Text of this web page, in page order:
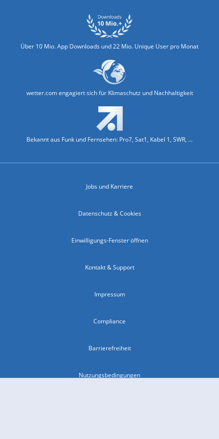
Über 10 Mio. App Downloads und 22 Mio. Unique User pro Monat
wetter.com engagiert sich für Klimaschutz und Nachhaltigkeit
Bekannt aus Funk und Fernsehen: Pro7, Sat1, Kabel 1, SWR, ...
Jobs und Karriere
Datenschutz & Cookies
Einwilligungs-Fenster öffnen
Kontakt & Support
Impressum
Compliance
Barrierefreiheit
Nutzungsbedingungen